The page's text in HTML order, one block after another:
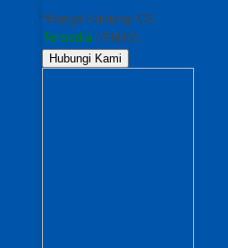
*Harga Hubungi CS
Tersedia / PNJ01
Hubungi Kami